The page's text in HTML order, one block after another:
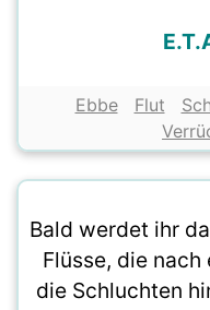
Ebbe Flut
Bald werdet ihr
Flüsse, die
die Schluchten